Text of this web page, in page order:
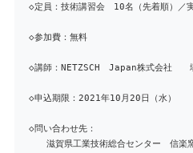
◇定員：技術講習会 10名（先着順）／
◇参加費：無料
◇講師：NETZSCH Japan株式会
◇申込期限：2021年10月20日（水）
◇問い合わせ先：
滋賀県工業技術総合センター 信楽